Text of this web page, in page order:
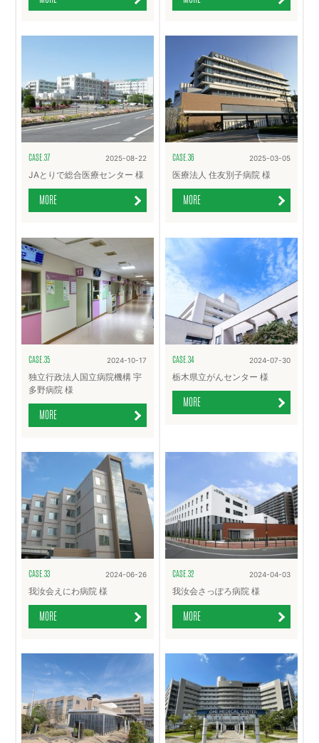
CASE.37 2025-08-22
JAとりで総合医療センター 様
MORE
CASE.36 2025-03-05
医療法人 住友別子病院 様
MORE
CASE.35 2024-10-17
独立行政法人国立病院機構 宇
多野病院 様
MORE
CASE.34 2024-07-30
栃木県立がんセンター 様
MORE
CASE.33 2024-06-26
我汝会えにわ病院 様
MORE
CASE.32 2024-04-03
我汝会さっぽろ病院 様
MORE